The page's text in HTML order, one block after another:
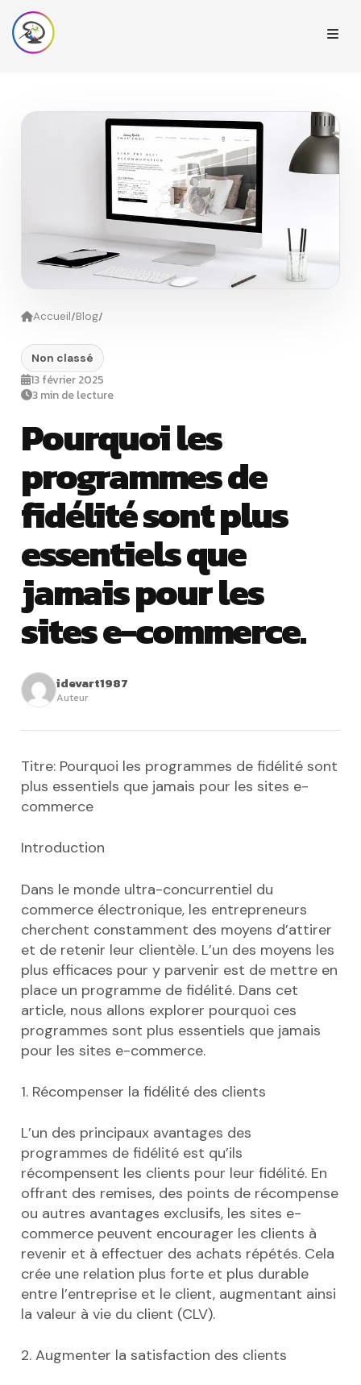
Accueil/Blog/
Non classé
13 février 2025
3 min de lecture
Pourquoi les
programmes de
fidélité sont plus
essentiels que
jamais pour les
sites e-commerce.
idevart1987
Auteur
Titre: Pourquoi les programmes de fidélité sont
plus essentiels que jamais pour les sites e-
commerce
Introduction
Dans le monde ultra-concurrentiel du
commerce électronique, les entrepreneurs
cherchent constamment des moyens d’attirer
et de retenir leur clientèle. L’un des moyens les
plus efficaces pour y parvenir est de mettre en
place un programme de fidélité. Dans cet
article, nous allons explorer pourquoi ces
programmes sont plus essentiels que jamais
pour les sites e-commerce.
1. Récompenser la fidélité des clients
L’un des principaux avantages des
programmes de fidélité est qu’ils
récompensent les clients pour leur fidélité. En
offrant des remises, des points de récompense
ou autres avantages exclusifs, les sites e-
commerce peuvent encourager les clients à
revenir et à effectuer des achats répétés. Cela
crée une relation plus forte et plus durable
entre l’entreprise et le client, augmentant ainsi
la valeur à vie du client (CLV).
2. Augmenter la satisfaction des clients